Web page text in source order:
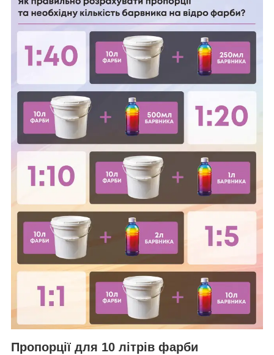
Пропорції для 10 літрів фарби